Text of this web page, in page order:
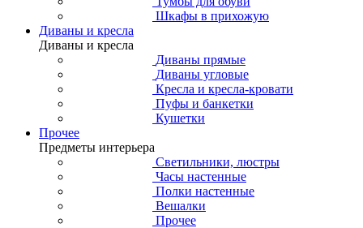
Шкафы в прихожую
Диваны и кресла
Диваны и кресла
Диваны прямые
Диваны угловые
Кресла и кресла-кровати
Пуфы и банкетки
Кушетки
Прочее
Предметы интерьера
Светильники, люстры
Часы настенные
Полки настенные
Вешалки
Прочее